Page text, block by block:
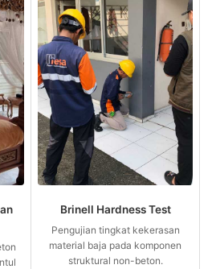
Brinell Hardness Test
Pengujian tingkat kekerasan
material baja pada komponen
struktural non-beton.